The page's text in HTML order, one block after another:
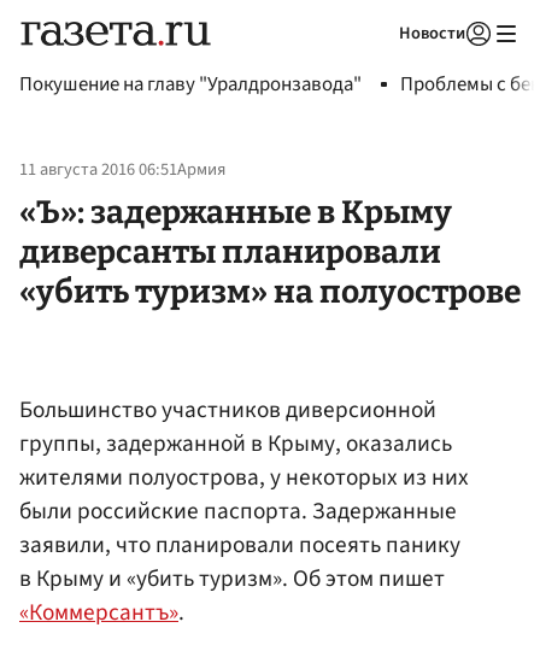
Новости
Покушение на главу "Уралдронзавода" Проблемы с
11 августа 2016 06:51Армия
«Ъ»: задержанные в Крыму
диверсанты планировали
«убить туризм» на полуострове
Большинство участников диверсионной
группы, задержанной в Крыму, оказались
жителями полуострова, у некоторых из них
были российские паспорта. Задержанные
заявили, что планировали посеять панику
в Крыму и «убить туризм». Об этом пишет
«Коммерсантъ».